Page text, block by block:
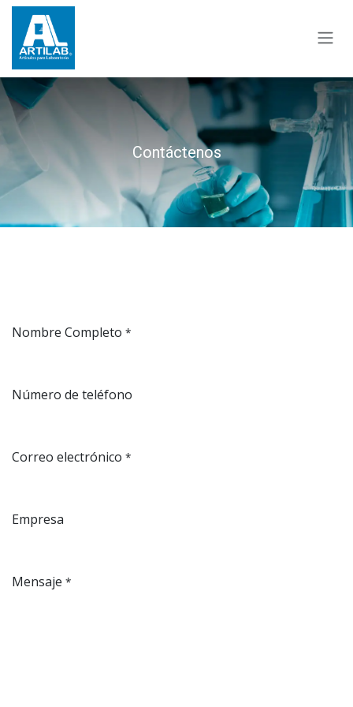
Ir al contenido
Contáctenos
Nombre Completo *
Número de teléfono
Correo electrónico *
Empresa
Mensaje *